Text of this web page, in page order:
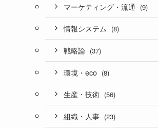
マーケティング・流通 (9)
情報システム (8)
戦略論 (37)
環境・eco (8)
生産・技術 (56)
組織・人事 (23)